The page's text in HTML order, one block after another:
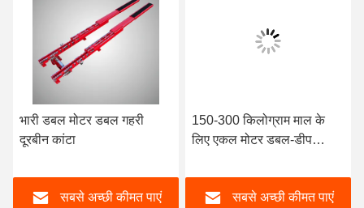
भारी डबल मोटर डबल गहरी
दूरबीन कांटा
सबसे अच्छी कीमत पाएं
150-300 किलोग्राम माल के
लिए एकल मोटर डबल-डीप
सबसे अच्छी कीमत पाएं